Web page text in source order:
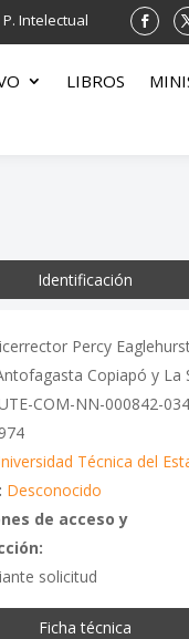
P. Intelectual
LIBROS
Identificación
Percy
Copiapó y La
COM-NN-000842-034
Técnica del
Desconocido
de acceso y
solicitud
Ficha técnica